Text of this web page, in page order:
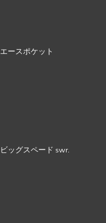
エースポケット
ビッグスペード swr.